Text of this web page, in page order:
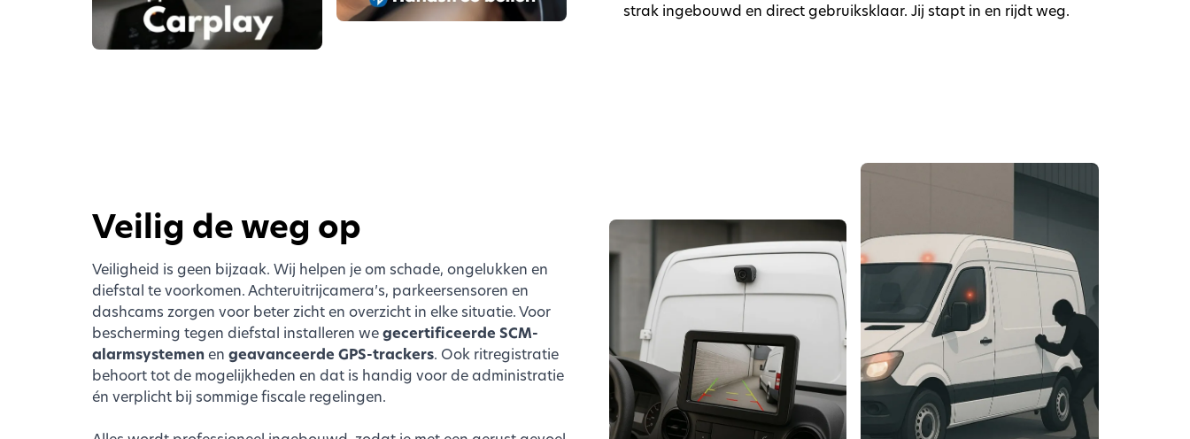
strak ingebouwd en direct gebruiksklaar. Jij stapt in en rijdt weg.
Veilig de weg op
Veiligheid is geen bijzaak. Wij helpen je om schade, ongelukken en
diefstal te voorkomen. Achteruitrijcamera’s, parkeersensoren en
dashcams zorgen voor beter zicht en overzicht in elke situatie. Voor
bescherming tegen diefstal installeren wegecertificeerde SCM-
alarmsystemenen geavanceerde GPS-trackers. Ook ritregistratie
behoort tot de mogelijkheden en dat is handig voor de administratie
én verplicht bij sommige fiscale regelingen.